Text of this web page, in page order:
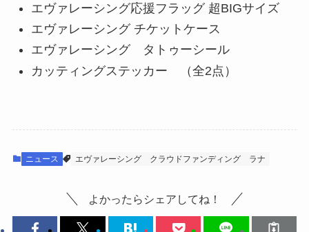
エヴァレーシング応援フラッグ 超BIGサイズ
エヴァレーシング チケットケース
エヴァレーシング タトゥーシール
カッティングステッカー （全2点）
ニュース エヴァレーシング クラウドファンディング ラナ
よかったらシェアしてね！